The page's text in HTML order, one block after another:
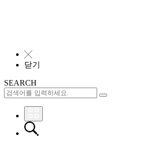
╳
닫기
SEARCH